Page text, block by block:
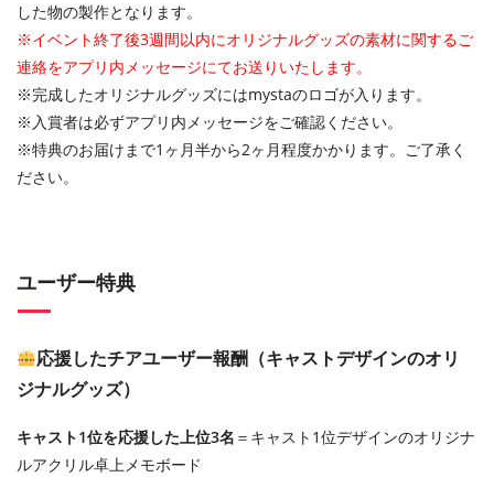
した物の製作となります。
※イベント終了後3週間以内にオリジナルグッズの素材に関するご
連絡をアプリ内メッセージにてお送りいたします。
※完成したオリジナルグッズにはmystaのロゴが入ります。
※入賞者は必ずアプリ内メッセージをご確認ください。
※特典のお届けまで1ヶ月半から2ヶ月程度かかります。ご了承く
ださい。
ユーザー特典
応援したチアユーザー報酬（キャストデザインのオリ
ジナルグッズ）
キャスト1位を応援した上位3名 ＝キャスト1位デザインのオリジナ
ルアクリル卓上メモボード